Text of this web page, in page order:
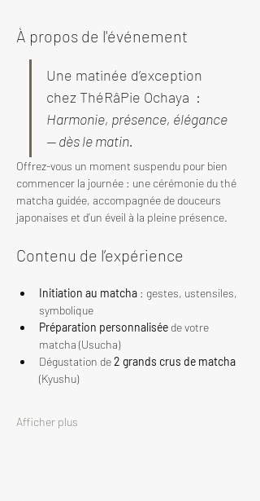
À propos de l'événement
Une matinée d’exception
chez ThéRâPie Ochaya  :
Harmonie, présence, élégance
— dès le matin.
Offrez-vous un moment suspendu pour bien
commencer la journée : une cérémonie du thé
matcha guidée, accompagnée de douceurs
japonaises et d’un éveil à la pleine présence.
Contenu de l’expérience
Initiation au matcha : gestes, ustensiles,
symbolique
Préparation personnalisée de votre
matcha (Usucha)
Dégustation de 2 grands crus de matcha
(Kyushu)
Afficher plus